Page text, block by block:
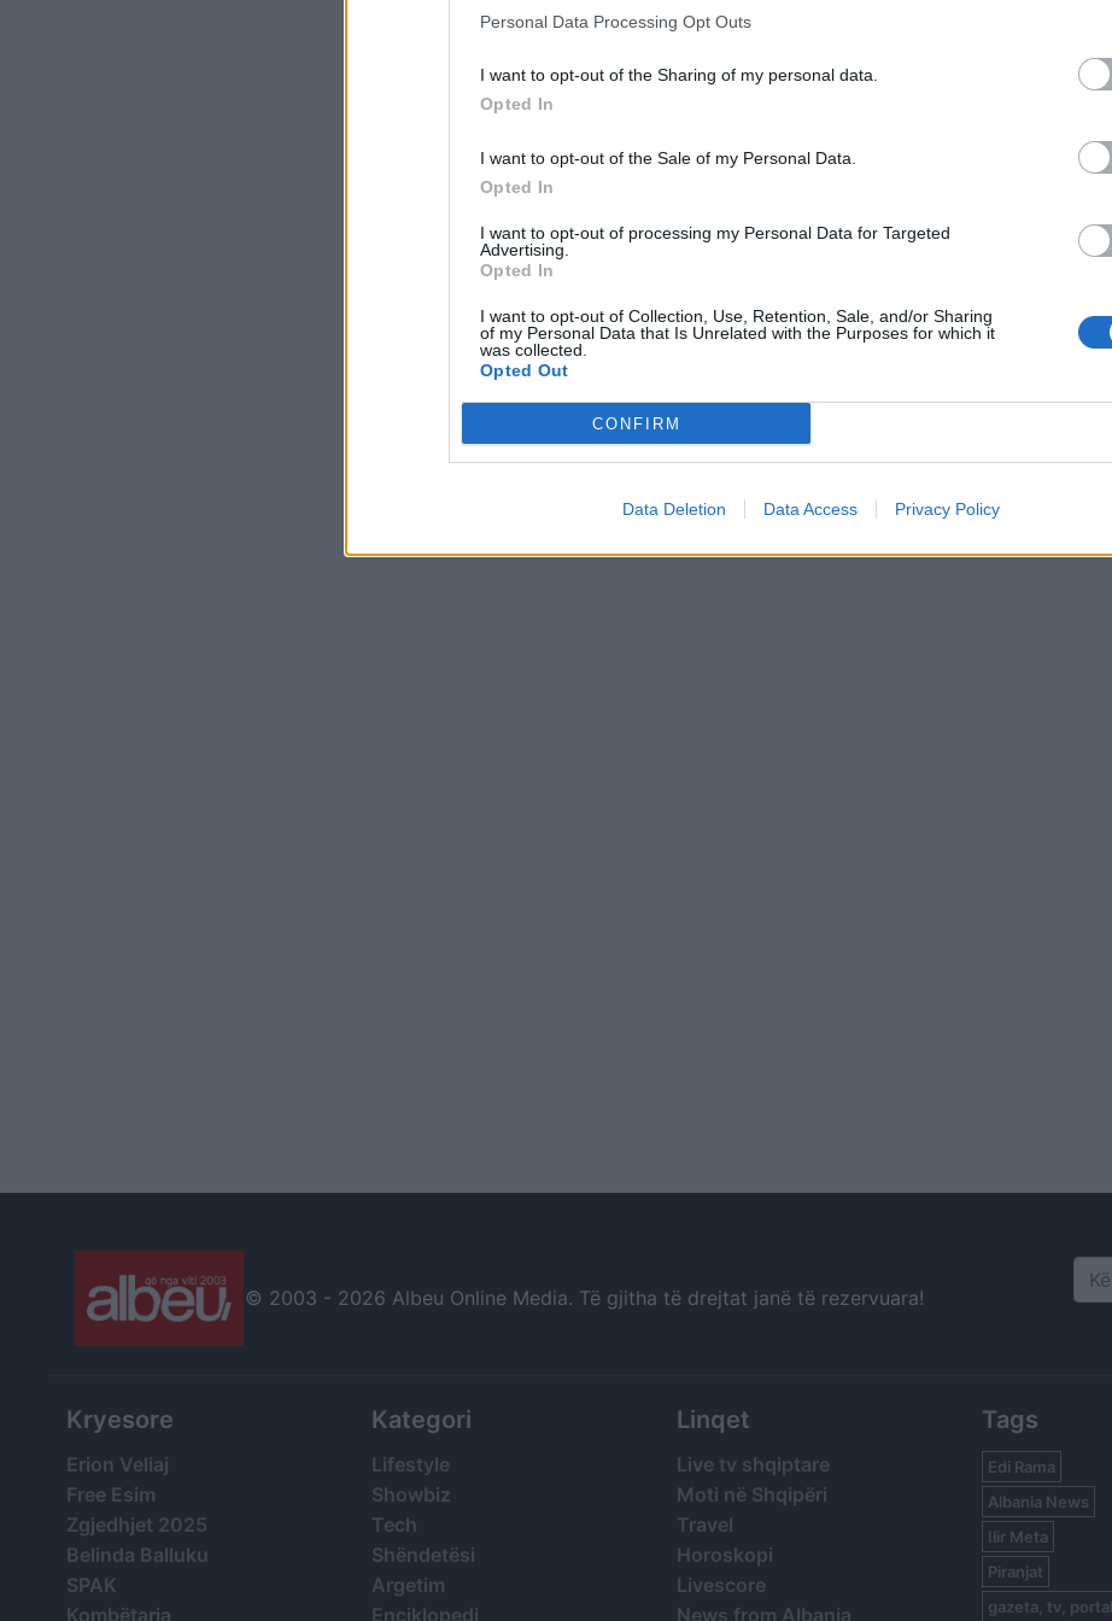
Personal Data Processing Opt Outs
I want to opt-out of the Sharing of my personal data.
Opted In
I want to opt-out of the Sale of my Personal Data.
Opted In
I want to opt-out of processing my Personal Data for Targeted
Advertising.
Opted In
I want to opt-out of Collection, Use, Retention, Sale, and/or Sharing
of my Personal Data that Is Unrelated with the Purposes for which it
was collected.
Opted Out
CONFIRM
Data Deletion Data Access Privacy Policy
© 2003 - 2026 Albeu Online Media. Të gjitha të drejtat janë të rezervuara!
Kryesore
Erion Veliaj
Free Esim
Zgjedhjet 2025
Belinda Balluku
SPAK
Kombëtarja
Kategori
Lifestyle
Showbiz
Tech
Shëndetësi
Argetim
Enciklopedi
Linqet
Live tv shqiptare
Moti në Shqipëri
Travel
Horoskopi
Livescore
News from Albania
Tags
Edi Rama
Albania News
Ilir Meta
Piranjat
gazeta, tv,